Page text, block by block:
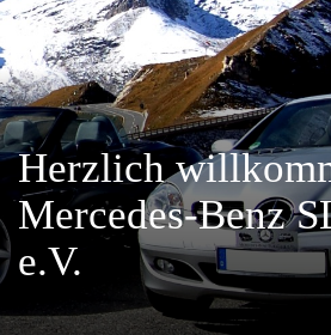
Herzlich
Mercedes-Benz
e.V.